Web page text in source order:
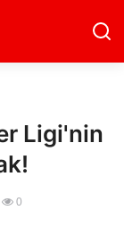
Ligi'nin
0